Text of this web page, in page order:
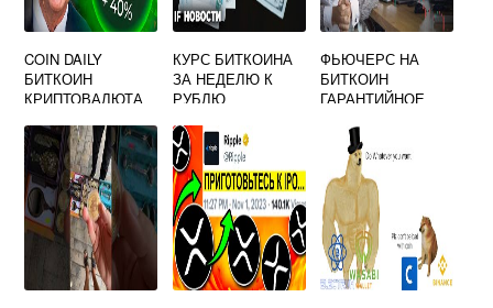
COIN DAILY
БИТКОИН
КРИПТОВАЛЮТА
КУРС БИТКОИНА
ЗА НЕДЕЛЮ К
РУБЛЮ
ФЬЮЧЕРС НА
БИТКОИН
ГАРАНТИЙНОЕ